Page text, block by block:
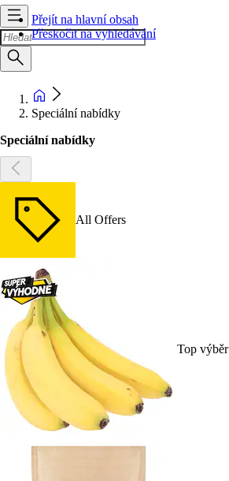
Přejít na hlavní obsah
Přeskočit na vyhledávání
Speciální nabídky
Speciální nabídky
All Offers
Top výběr